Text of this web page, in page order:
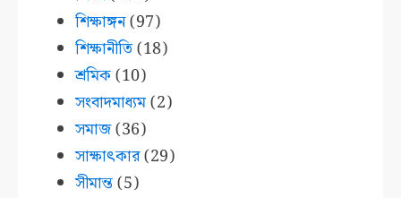
শিক্ষাঙ্গন(97)
শিক্ষানীতি(18)
শ্রমিক(10)
সংবাদমাধ্যম(2)
সমাজ(36)
সাক্ষাৎকার(29)
সীমান্ত(5)